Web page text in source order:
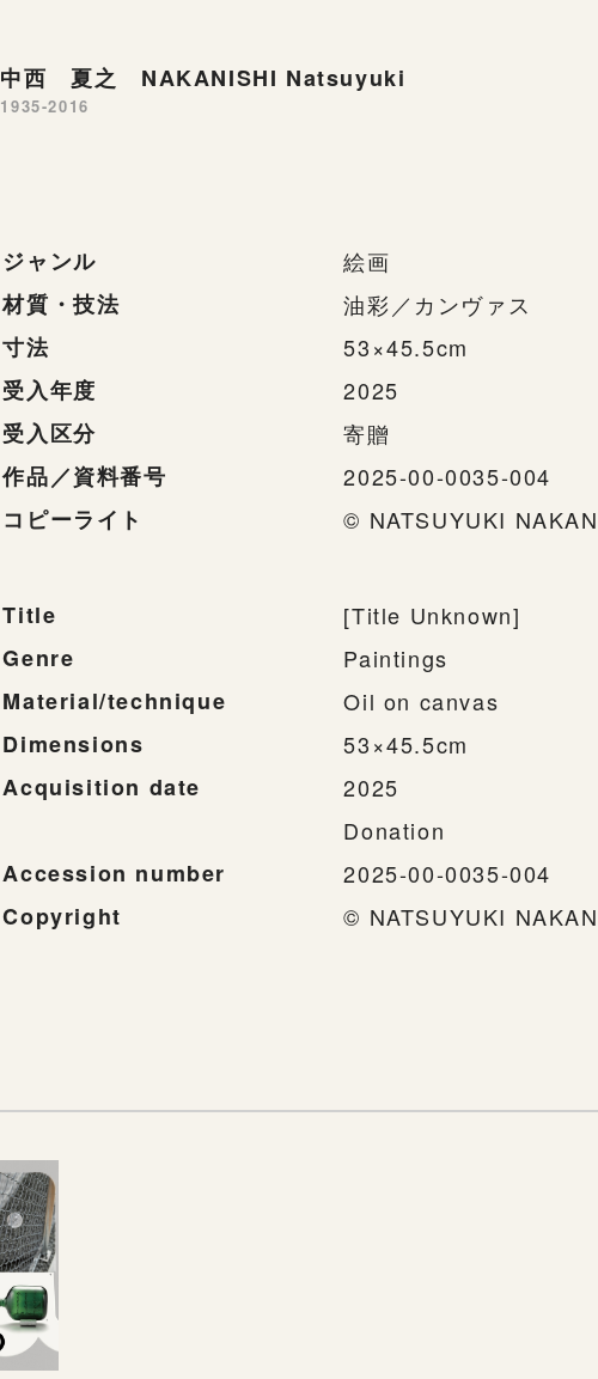
中西 夏之 NAKANISHI Natsuyuki
1935-2016
ジャンル
絵画
材質・技法
油彩／カンヴァス
寸法
53×45.5cm
受入年度
2025
受入区分
寄贈
作品／資料番号
2025-00-0035-004
コピーライト
© NATSUYUKI
Title
[Title Unknown]
Genre
Paintings
Material/technique
Oil on canvas
Dimensions
53×45.5cm
Acquisition date
2025
Donation
Accession number
2025-00-0035-004
Copyright
© NATSUYUKI